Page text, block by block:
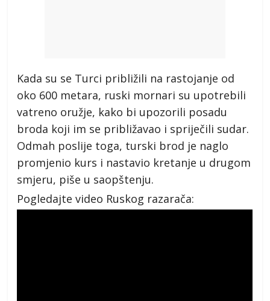
Kada su se Turci približili na rastojanje od
oko 600 metara, ruski mornari su upotrebili
vatreno oružje, kako bi upozorili posadu
broda koji im se približavao i spriječili sudar.
Odmah poslije toga, turski brod je naglo
promjenio kurs i nastavio kretanje u drugom
smjeru, piše u saopštenju.
Pogledajte video Ruskog razarača: